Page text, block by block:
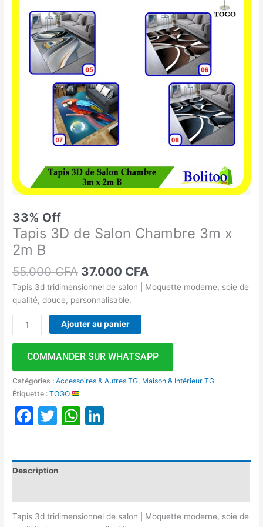
33% Off
Tapis 3D de Salon Chambre 3m x
2m B
55.000CFA
55.000 CFA.
37.000 CFA
37.000 CFA.
Tapis 3d tridimensionnel de salon | Moquette moderne, soie de
qualité, douce, personnalisable.
Salon
Chambre
Ajouter au panier
COMMANDER SUR WHATSAPP
Catégories :Accessoires & Autres TG Maison & Intérieur TG
Étiquette :TOGO
Facebook
TwitterWhatsApp
Description
Tapis 3d tridimensionnel de salon | Moquette moderne, soie de